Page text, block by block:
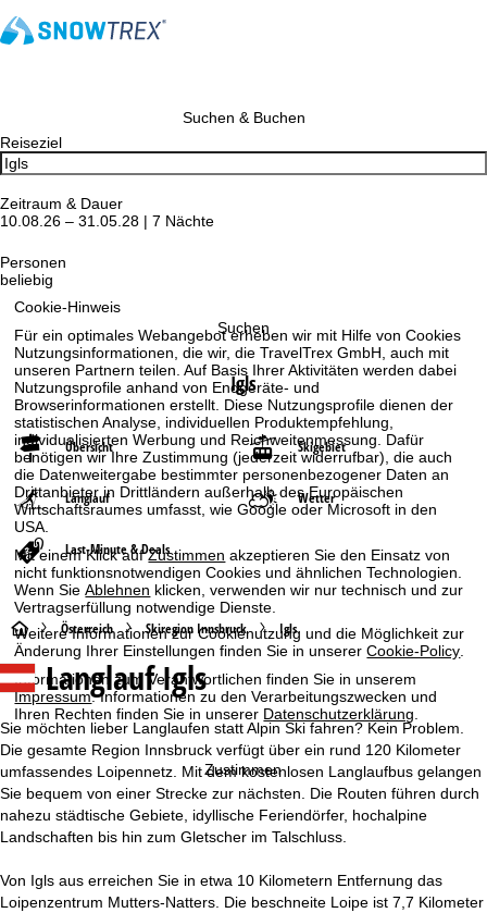
Cookie-Hinweis
Für ein optimales Webangebot erheben wir mit Hilfe von Cookies
Nutzungsinformationen, die wir, die TravelTrex GmbH, auch mit
unseren Partnern teilen. Auf Basis Ihrer Aktivitäten werden dabei
Nutzungsprofile anhand von Endgeräte- und
Browserinformationen erstellt. Diese Nutzungsprofile dienen der
statistischen Analyse, individuellen Produktempfehlung,
individualisierten Werbung und Reichweitenmessung. Dafür
benötigen wir Ihre Zustimmung (jederzeit widerrufbar), die auch
die Datenweitergabe bestimmter personenbezogener Daten an
Drittanbieter in Drittländern außerhalb des Europäischen
Wirtschaftsraumes umfasst, wie Google oder Microsoft in den
USA.
Mit einem Klick aufZustimmen akzeptieren Sie den Einsatz von
nicht funktionsnotwendigen Cookies und ähnlichen Technologien.
Wenn SieAblehnen klicken, verwenden wir nur technisch und zur
Vertragserfüllung notwendige Dienste.
Weitere Informationen zur Cookienutzung und die Möglichkeit zur
Änderung Ihrer Einstellungen finden Sie in unsererCookie-Policy.
Informationen zum Verantwortlichen finden Sie in unserem
Impressum. Informationen zu den Verarbeitungszwecken und
Ihren Rechten finden Sie in unserer Datenschutzerklärung.
Zustimmen
Suchen & Buchen
Reiseziel
Zeitraum & Dauer
10.08.26 – 31.05.28 | 7 Nächte
Personen
beliebig
Suchen
Igls
Übersicht Skigebiet
Langlauf Wetter
Last-Minute & Deals
S
t
a
r
e
Österreich Skiregion Innsbruck Igls
Langlauf Igls
Sie möchten lieber Langlaufen statt Alpin Ski fahren? Kein Problem.
Die gesamte Region Innsbruck verfügt über ein rund 120 Kilometer
umfassendes Loipennetz. Mit dem kostenlosen Langlaufbus gelangen
Sie bequem von einer Strecke zur nächsten. Die Routen führen durch
nahezu städtische Gebiete, idyllische Feriendörfer, hochalpine
Landschaften bis hin zum Gletscher im Talschluss.
Von Igls aus erreichen Sie in etwa 10 Kilometern Entfernung das
Loipenzentrum Mutters-Natters. Die beschneite Loipe ist 7,7 Kilometer